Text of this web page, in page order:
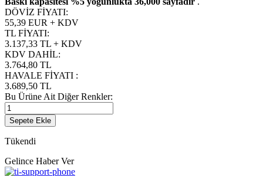
DÖVİZ FİYATI:
55,39 EUR + KDV
TL FİYATI:
3.137,33 TL + KDV
KDV DAHİL:
3.764,80 TL
HAVALE FİYATI :
3.689,50 TL
Bu Ürüne Ait Diğer Renkler:
Sepete Ekle
Tükendi
Gelince Haber Ver